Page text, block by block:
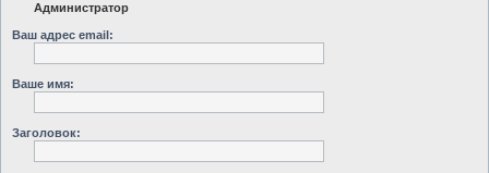
Администратор
Ваш адрес email:
Ваше имя:
Заголовок: